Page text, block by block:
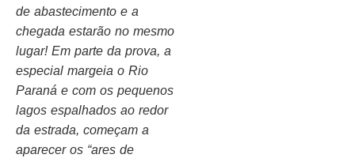
de abastecimento e a
chegada estarão no mesmo
lugar! Em parte da prova, a
especial margeia o Rio
Paraná e com os pequenos
lagos espalhados ao redor
da estrada, começam a
aparecer os “ares de